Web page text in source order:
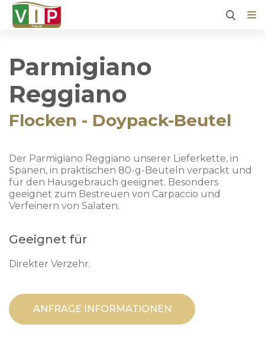
Parmigiano
Reggiano
Flocken - Doypack-Beutel
Der Parmigiano Reggiano unserer Lieferkette, in
Spänen, in praktischen 80-g-Beuteln verpackt und
für den Hausgebrauch geeignet. Besonders
geeignet zum Bestreuen von Carpaccio und
Verfeinern von Salaten.
Geeignet für
Direkter Verzehr.
ANFRAGE INFORMATIONEN